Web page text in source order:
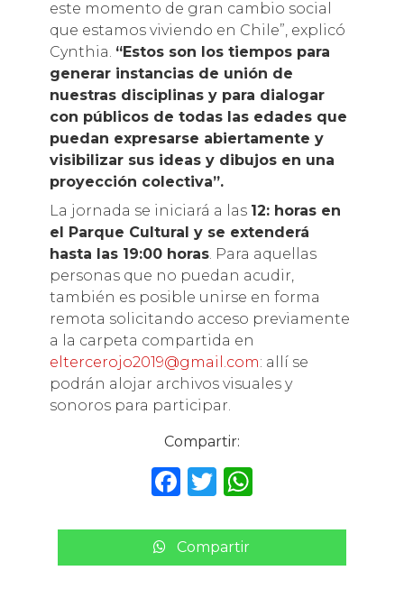
este momento de gran cambio social
que estamos viviendo en Chile”, explicó
Cynthia. “Estos son los tiempos para
generar instancias de unión de
nuestras disciplinas y para dialogar
con públicos de todas las edades que
puedan expresarse abiertamente y
visibilizar sus ideas y dibujos en una
proyección colectiva”.
La jornada se iniciará a las 12: horas en
el Parque Cultural y se extenderá
hasta las 19:00 horas. Para aquellas
personas que no puedan acudir,
también es posible unirse en forma
remota solicitando acceso previamente
a la carpeta compartida en
eltercerojo2019@gmail.com: allí se
podrán alojar archivos visuales y
sonoros para participar.
Compartir:
F
c
e
T
it
te
W
a
ts
Compartir